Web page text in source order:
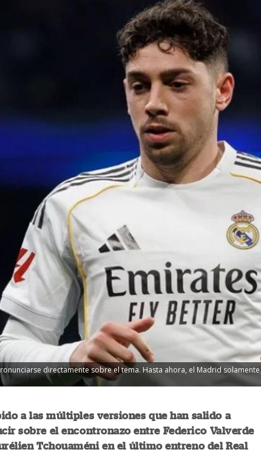
directamente sobre el tema. Hasta ahora, el Madrid
a las múltiples versiones que han salido a
sobre el encontronazo entre Federico Valverde
Tchouaméni en el último entreno del Real